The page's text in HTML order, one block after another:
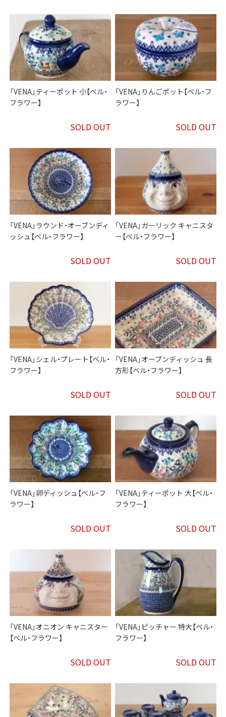
「VENA」ティーポット 小【ベル・
フラワー】
SOLD OUT
「VENA」りんごポット【ベル・フ
ラワー】
SOLD OUT
「VENA」ラウンド・オーブンディ
ッシュ【ベル・フラワー】
SOLD OUT
「VENA」ガーリック キャニスタ
ー【ベル・フラワー】
SOLD OUT
「VENA」シェル・プレート【ベル・
フラワー】
SOLD OUT
「VENA」オーブンディッシュ 長
方形【ベル・フラワー】
SOLD OUT
「VENA」卵ディッシュ【ベル・フ
ラワー】
SOLD OUT
「VENA」ティーポット 大【ベル・
フラワー】
SOLD OUT
「VENA」オニオン キャニスター
【ベル・フラワー】
SOLD OUT
「VENA」ピッチャー 特大【ベル・
フラワー】
SOLD OUT